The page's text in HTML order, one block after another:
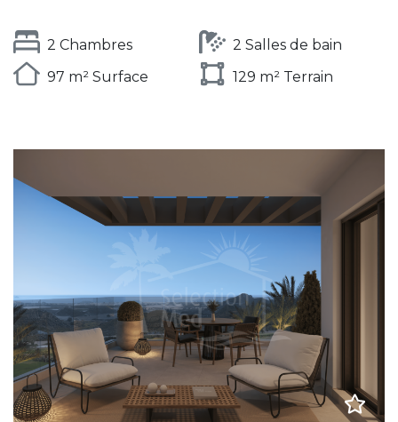
2 Chambres
2 Salles de bain
97 m² Surface
129 m² Terrain